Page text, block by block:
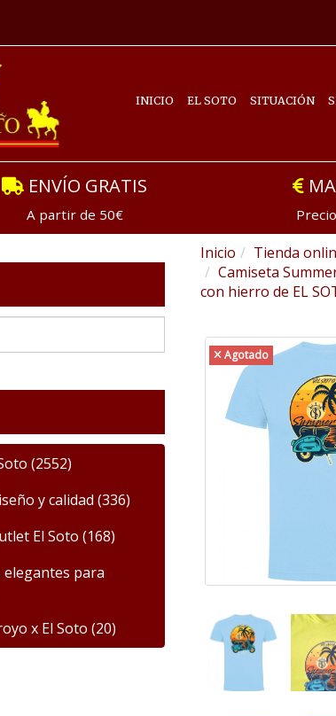
INICIO EL SOTO SITUACIÓN
ENVÍO GRATIS
A partir de 50€
Inicio Tienda
Camiseta
con hierro de EL
Agotado
(2552)
y calidad (336)
El Soto (168)
para
x El Soto (20)